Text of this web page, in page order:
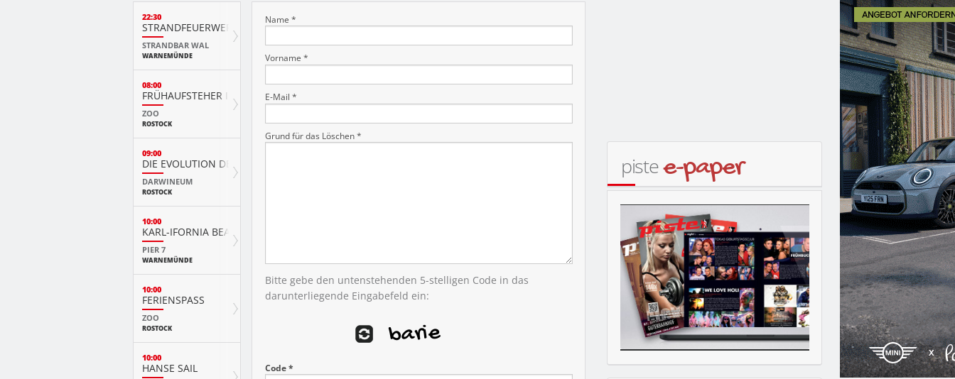
Name *
Vorname *
E-Mail *
Grund für das Löschen *
Bitte gebe den untenstehenden 5-stelligen Code in das
darunterliegende Eingabefeld ein:
Code *
22:30
STRANDFEUERWERK
STRANDBAR WAL
WARNEMÜNDE
08:00
FRÜHAUFSTEHER IM ZOO
ZOO
ROSTOCK
09:00
DIE EVOLUTION DER TIERE MIT PLAYMOBIL
DARWINEUM
ROSTOCK
10:00
KARL-IFORNIA BEACH SANDWELTEN
PIER 7
WARNEMÜNDE
10:00
FERIENSPASS
ZOO
ROSTOCK
10:00
HANSE SAIL
pistee-paper